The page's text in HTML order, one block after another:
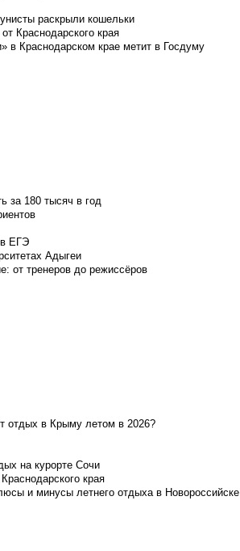
раскрыли кошельки
Краснодарского края
в Краснодарском крае метит в Госдуму
за 180 тысяч в год
ЕГЭ
Адыгеи
от тренеров до режиссёров
отдых в Крыму летом в 2026?
на курорте Сочи
края
и минусы летнего отдыха в Новороссийске